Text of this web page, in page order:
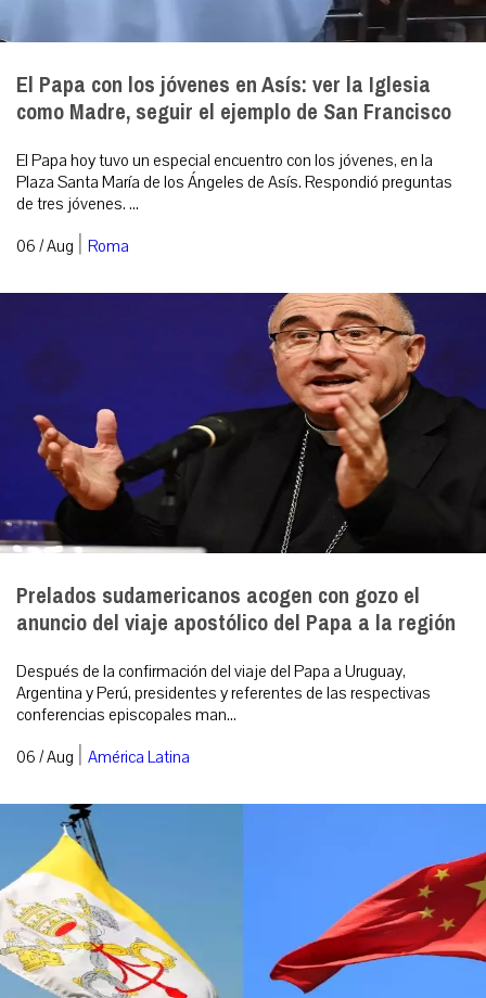
El Papa con los jóvenes en Asís: ver la Iglesia
como Madre, seguir el ejemplo de San Francisco
El Papa hoy tuvo un especial encuentro con los jóvenes, en la
Plaza Santa María de los Ángeles de Asís. Respondió preguntas
de tres jóvenes. ...
06 / Aug | Roma
Prelados sudamericanos acogen con gozo el
anuncio del viaje apostólico del Papa a la región
Después de la confirmación del viaje del Papa a Uruguay,
Argentina y Perú, presidentes y referentes de las respectivas
conferencias episcopales man...
06 / Aug | América Latina